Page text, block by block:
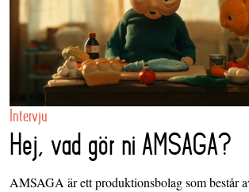
Intervju
Hej, vad gör ni AMSAGA?
AMSAGA är ett produktionsbolag som består